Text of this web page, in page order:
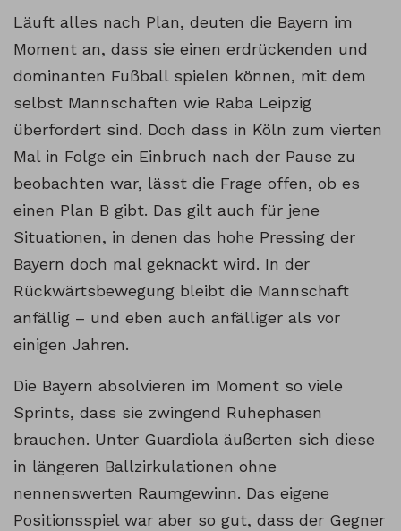
Läuft alles nach Plan, deuten die Bayern im
Moment an, dass sie einen erdrückenden und
dominanten Fußball spielen können, mit dem
selbst Mannschaften wie Raba Leipzig
überfordert sind. Doch dass in Köln zum vierten
Mal in Folge ein Einbruch nach der Pause zu
beobachten war, lässt die Frage offen, ob es
einen Plan B gibt. Das gilt auch für jene
Situationen, in denen das hohe Pressing der
Bayern doch mal geknackt wird. In der
Rückwärtsbewegung bleibt die Mannschaft
anfällig – und eben auch anfälliger als vor
einigen Jahren.
Die Bayern absolvieren im Moment so viele
Sprints, dass sie zwingend Ruhephasen
brauchen. Unter Guardiola äußerten sich diese
in längeren Ballzirkulationen ohne
nennenswerten Raumgewinn. Das eigene
Positionsspiel war aber so gut, dass der Gegner